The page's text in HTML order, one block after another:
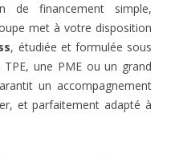
de financement simple,
met à votre disposition
, étudiée et formulée sous
une PME ou un grand
un accompagnement
et parfaitement adapté à